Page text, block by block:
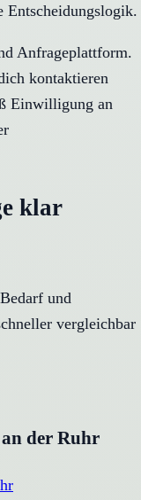
Entscheidungslogik.
Anfrageplattform.
kontaktieren
Einwilligung an
klar
und
vergleichbar
der Ruhr